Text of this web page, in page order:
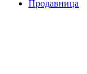
Продавница